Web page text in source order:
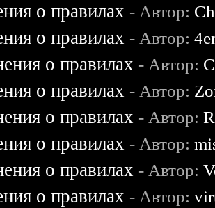
о правилах - Автор:
о правилах - Автор:
о правилах - Автор:
о правилах - Автор:
о правилах - Автор:
о правилах - Автор:
о правилах - Автор:
о правилах - Автор: